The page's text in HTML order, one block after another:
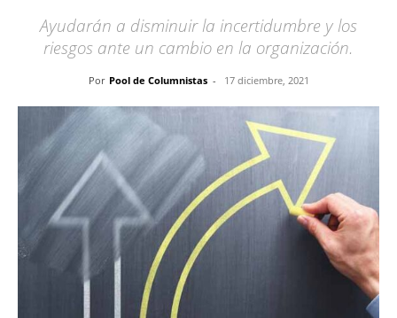
Ayudarán a disminuir la incertidumbre y los
riesgos ante un cambio en la organización.
Por Pool de Columnistas - 17 diciembre, 2021